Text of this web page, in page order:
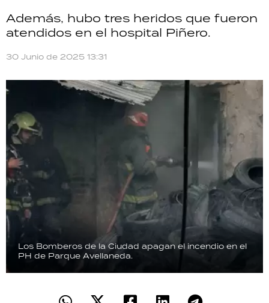
Además, hubo tres heridos que fueron
atendidos en el hospital Piñero.
30 Junio de 2025 13:31
Los Bomberos de la Ciudad apagan el incendio en el
PH de Parque Avellaneda.
SALUD
DEPORTES
TECNOLOGÍA
RECETAS
PALABRAS
HORÓSCOPO
Seguinos